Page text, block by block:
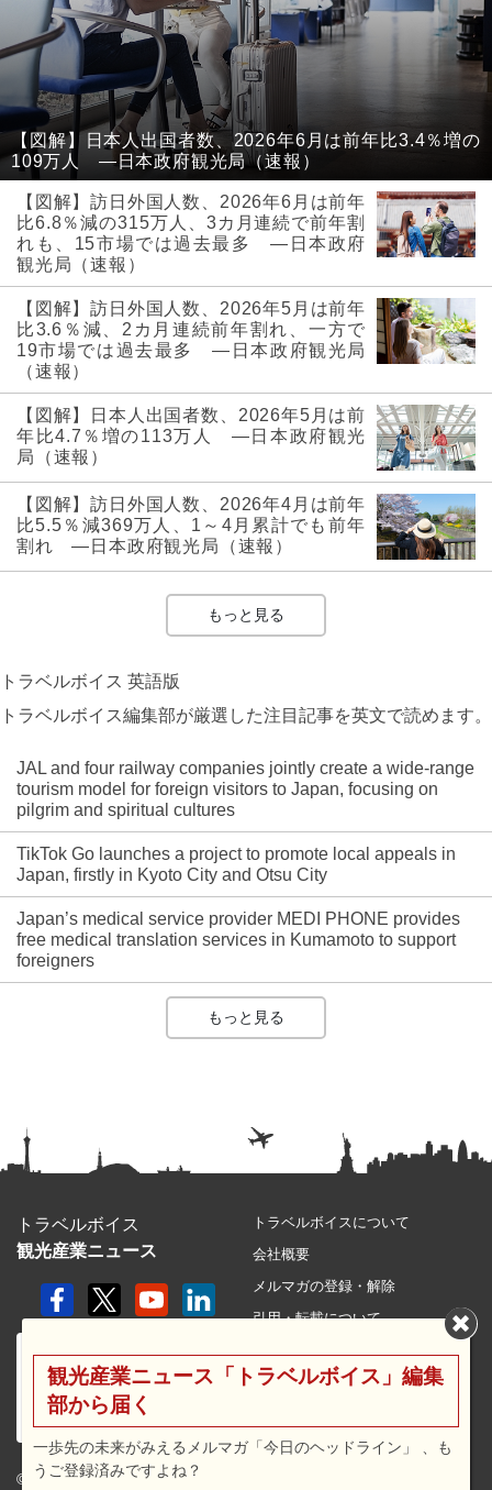
【図解】日本人出国者数、2026年6月は前年比3.4％増の
109万人 ―日本政府観光局（速報）
【図解】訪日外国人数、2026年6月は前年
比6.8％減の315万人、3カ月連続で前年割
れも、15市場では過去最多 ―日本政府
観光局（速報）
【図解】訪日外国人数、2026年5月は前年
比3.6％減、2カ月連続前年割れ、一方で
19市場では過去最多 ―日本政府観光局
（速報）
【図解】日本人出国者数、2026年5月は前
年比4.7％増の113万人 ―日本政府観光
局（速報）
【図解】訪日外国人数、2026年4月は前年
比5.5％減369万人、1～4月累計でも前年
割れ ―日本政府観光局（速報）
もっと見る
トラベルボイス 英語版
トラベルボイス編集部が厳選した注目記事を英文で読めます。
JAL and four railway companies jointly create a wide-range
tourism model for foreign visitors to Japan, focusing on
pilgrim and spiritual cultures
TikTok Go launches a project to promote local appeals in
Japan, firstly in Kyoto City and Otsu City
Japan’s medical service provider MEDI PHONE provides
free medical translation services in Kumamoto to support
foreigners
もっと見る
トラベルボイス
観光産業ニュース
© 2026 travel voice.
トラベルボイスについて
会社概要
メルマガの登録・解除
引用・転載について
利用規約
広告メニュー・料金
観光産業ニュース「トラベルボイス」編集
部から届く
一歩先の未来がみえるメルマガ「今日のヘッドライン」 、も
うご登録済みですよね？